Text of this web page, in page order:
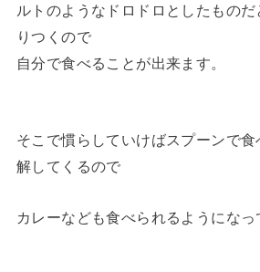
ルトのようなドロドロとしたもの
りつくので
自分で食べることが出来ます。
そこで慣らしていけばスプーンで
解してくるので
カレーなども食べられるようになっ